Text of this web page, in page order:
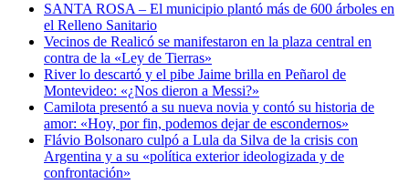
SANTA ROSA – El municipio plantó más de 600 árboles en
el Relleno Sanitario
Vecinos de Realicó se manifestaron en la plaza central en
contra de la «Ley de Tierras»
River lo descartó y el pibe Jaime brilla en Peñarol de
Montevideo: «¿Nos dieron a Messi?»
Camilota presentó a su nueva novia y contó su historia de
amor: «Hoy, por fin, podemos dejar de escondernos»
Flávio Bolsonaro culpó a Lula da Silva de la crisis con
Argentina y a su «política exterior ideologizada y de
confrontación»